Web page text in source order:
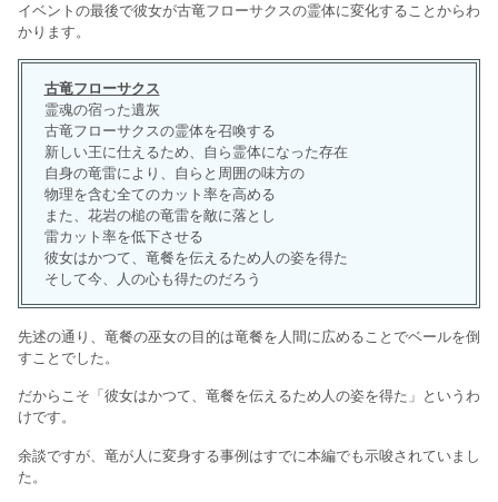
イベントの最後で彼女が古竜フローサクスの霊体に変化することからわ
かります。
古竜フローサクス
霊魂の宿った遺灰
古竜フローサクスの霊体を召喚する
新しい王に仕えるため、自ら霊体になった存在
自身の竜雷により、自らと周囲の味方の
物理を含む全てのカット率を高める
また、花岩の槌の竜雷を敵に落とし
雷カット率を低下させる
彼女はかつて、竜餐を伝えるため人の姿を得た
そして今、人の心も得たのだろう
先述の通り、竜餐の巫女の目的は竜餐を人間に広めることでベールを倒
すことでした。
だからこそ「彼女はかつて、竜餐を伝えるため人の姿を得た」というわ
けです。
余談ですが、竜が人に変身する事例はすでに本編でも示唆されていまし
た。